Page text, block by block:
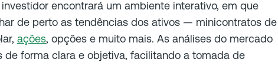
investidor encontrará um ambiente interativo, em que
de perto as tendências dos ativos — minicontratos de
ações, opções e muito mais. As análises do mercado
de forma clara e objetiva, facilitando a tomada de